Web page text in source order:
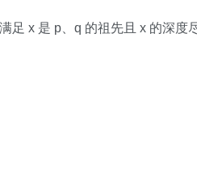
足 x 是 p、q 的祖先且 x 的深度